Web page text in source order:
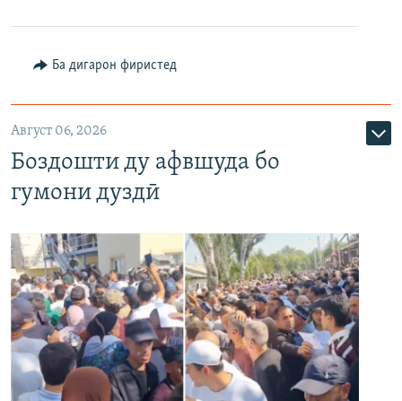
Ба дигарон фиристед
Август 06, 2026
Боздошти ду афвшуда бо
гумони дуздӣ